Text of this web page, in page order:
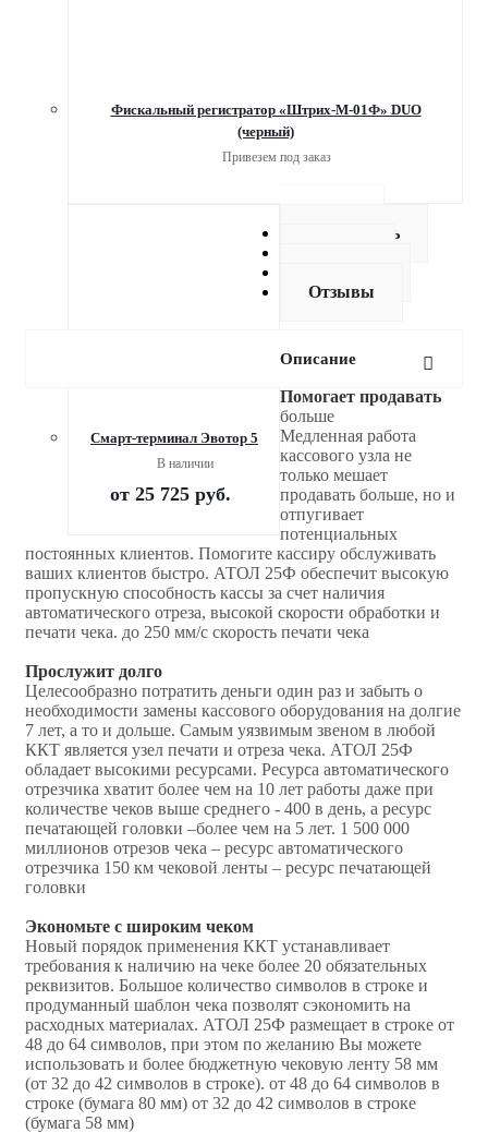
Фискальный регистратор «Штрих-М-01Ф» DUO
(черный)
Привезем под заказ
Смарт-терминал Эвотор 5
В наличии
от 25 725 руб.
Как купить
Отзывы
Описание
Помогает продавать
больше
Медленная работа
кассового узла не
только мешает
продавать больше, но и
отпугивает
потенциальных
постоянных клиентов. Помогите кассиру обслуживать
ваших клиентов быстро. АТОЛ 25Ф обеспечит высокую
пропускную способность кассы за счет наличия
автоматического отреза, высокой скорости обработки и
печати чека. до 250 мм/c скорость печати чека
Прослужит долго
Целесообразно потратить деньги один раз и забыть о
необходимости замены кассового оборудования на долгие
7 лет, а то и дольше. Самым уязвимым звеном в любой
ККТ является узел печати и отреза чека. АТОЛ 25Ф
обладает высокими ресурсами. Ресурса автоматического
отрезчика хватит более чем на 10 лет работы даже при
количестве чеков выше среднего - 400 в день, а ресурс
печатающей головки –более чем на 5 лет. 1 500 000
миллионов отрезов чека – ресурс автоматического
отрезчика 150 км чековой ленты – ресурс печатающей
головки
Экономьте с широким чеком
Новый порядок применения ККТ устанавливает
требования к наличию на чеке более 20 обязательных
реквизитов. Большое количество символов в строке и
продуманный шаблон чека позволят сэкономить на
расходных материалах. АТОЛ 25Ф размещает в строке от
48 до 64 символов, при этом по желанию Вы можете
использовать и более бюджетную чековую ленту 58 мм
(от 32 до 42 символов в строке). от 48 до 64 символов в
строке (бумага 80 мм) от 32 до 42 символов в строке
(бумага 58 мм)